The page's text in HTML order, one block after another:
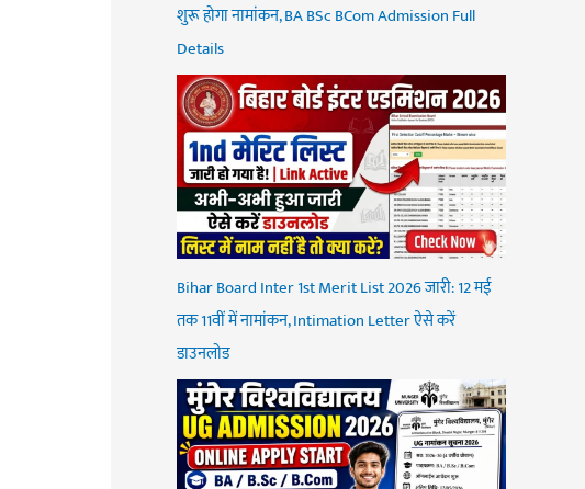
शुरू होगा नामांकन, BA BSc BCom Admission Full
Details
Bihar Board Inter 1st Merit List 2026 जारी: 12 मई
तक 11वीं में नामांकन, Intimation Letter ऐसे करें
डाउनलोड